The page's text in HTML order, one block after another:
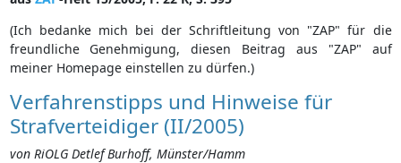
(Ich bedanke mich bei der Schriftleitung von "ZAP" für die
freundliche Genehmigung, diesen Beitrag aus "ZAP" auf
meiner Homepage einstellen zu dürfen.)
Verfahrenstipps und Hinweise für
Strafverteidiger (II/2005)
von RiOLG Detlef Burhoff, Münster/Hamm